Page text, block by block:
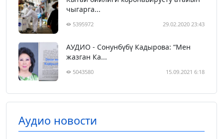
чыгарга...
5395972 29.02.2020 23:43
АУДИО - Сонунбүбү Кадырова: “Мен
жазган Ка...
5043580 15.09.2021 6:18
Аудио новости